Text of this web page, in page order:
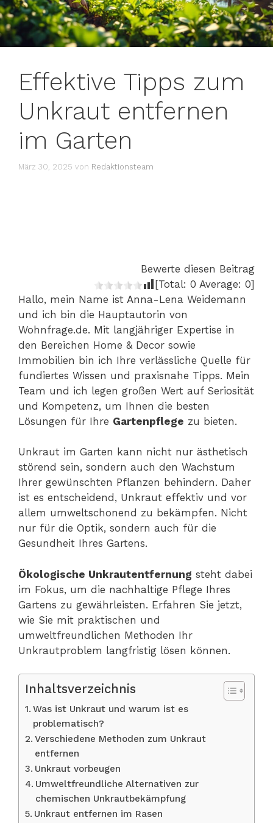
Effektive Tipps zum
Unkraut entfernen
im Garten
März 30, 2025 von Redaktionsteam
Bewerte diesen Beitrag
[Total: 0 Average: 0]
Hallo, mein Name ist Anna-Lena Weidemann
und ich bin die Hauptautorin von
Wohnfrage.de. Mit langjähriger Expertise in
den Bereichen Home & Decor sowie
Immobilien bin ich Ihre verlässliche Quelle für
fundiertes Wissen und praxisnahe Tipps. Mein
Team und ich legen großen Wert auf Seriosität
und Kompetenz, um Ihnen die besten
Lösungen für Ihre Gartenpflege zu bieten.
Unkraut im Garten kann nicht nur ästhetisch
störend sein, sondern auch den Wachstum
Ihrer gewünschten Pflanzen behindern. Daher
ist es entscheidend, Unkraut effektiv und vor
allem umweltschonend zu bekämpfen. Nicht
nur für die Optik, sondern auch für die
Gesundheit Ihres Gartens.
Ökologische Unkrautentfernung steht dabei
im Fokus, um die nachhaltige Pflege Ihres
Gartens zu gewährleisten. Erfahren Sie jetzt,
wie Sie mit praktischen und
umweltfreundlichen Methoden Ihr
Unkrautproblem langfristig lösen können.
Inhaltsverzeichnis
Was ist Unkraut und warum ist es
problematisch?
Verschiedene Methoden zum Unkraut
entfernen
Unkraut vorbeugen
Umweltfreundliche Alternativen zur
chemischen Unkrautbekämpfung
Unkraut entfernen im Rasen